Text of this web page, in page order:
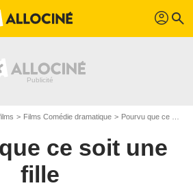
profil search
Films Comédie dramatique Pourvu que ce soit une fille
ce soit une
fille